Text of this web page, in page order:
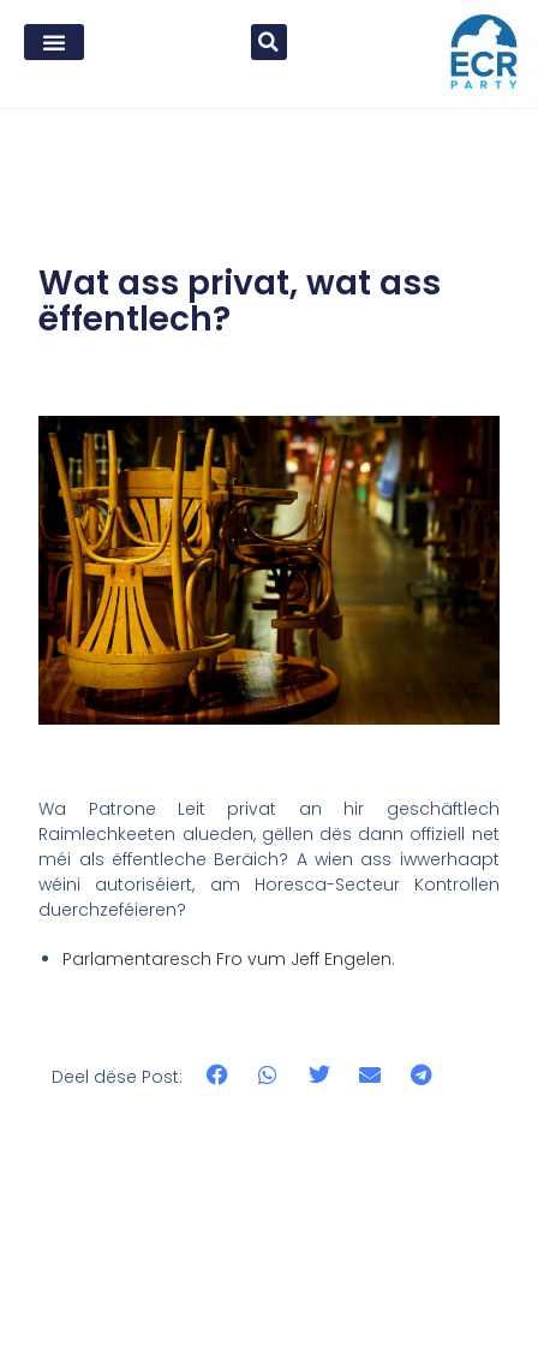
Wat ass privat, wat ass
ëffentlech?
Wa Patrone Leit privat an hir geschäftlech
Raimlechkeeten alueden, gëllen dës dann offiziell net
méi als ëffentleche Beräich? A wien ass iwwerhaapt
wéini autoriséiert, am Horesca-Secteur Kontrollen
duerchzeféieren?
Parlamentaresch Fro vum Jeff Engelen.
Deel dëse Post: